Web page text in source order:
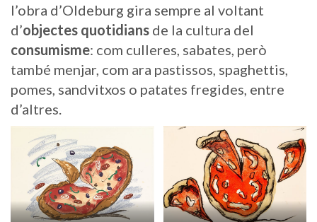
l’obra d’Oldeburg gira sempre al voltant
d’objectes quotidians de la cultura del
consumisme: com culleres, sabates, però
també menjar, com ara pastissos, spaghettis,
pomes, sandvitxos o patates fregides, entre
d’altres.